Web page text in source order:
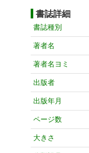
書誌詳細
書誌種別
著者名
著者名ヨミ
出版者
出版年月
ページ数
大きさ